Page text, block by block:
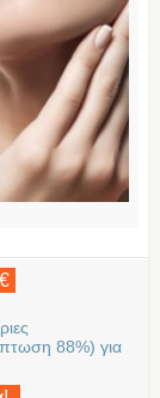
88%) για